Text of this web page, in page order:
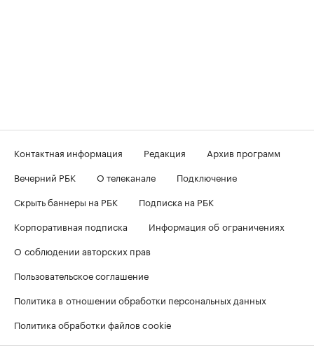
Контактная информация Редакция
Архив программ
Вечерний РБК
О телеканале
Подключение
Скрыть баннеры на РБК
Подписка на РБК
Корпоративная подписка
Информация об ограничениях
О соблюдении авторских прав
Пользовательское соглашение
Политика в отношении обработки персональных данных
Политика обработки файлов cookie